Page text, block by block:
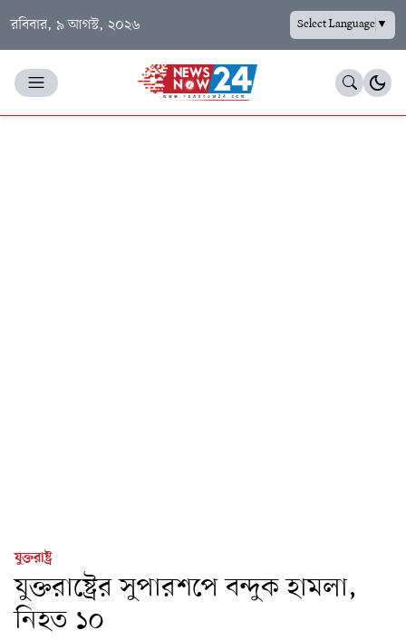
রবিবার, ৯ আগস্ট, ২০২৬ Select Language▼
যুক্তরাষ্ট্র
যুক্তরাষ্ট্রের সুপারশপে বন্দুক হামলা,
নিহত ১০